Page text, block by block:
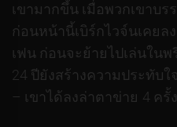
เขามากขึ้น เมื่อพวกเขาบ
ก่อนหน้านี้เบิร์กไวจ์นเคยล
เฟน ก่อนจะย้ายไปเล่นในพ
24 ปียังสร้างความประทับ
– เขาได้ลงล่าตาข่าย 4 ค